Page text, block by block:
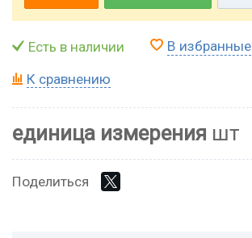
Есть в наличии В избранные
К сравнению
единица измерения шт
Поделиться